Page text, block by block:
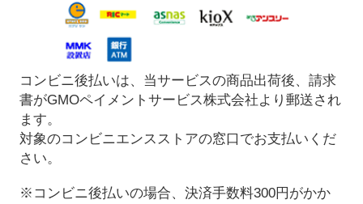
コンビニ後払いは、当サービスの商品出荷後、請求
書がGMOペイメントサービス株式会社より郵送され
ます。
対象のコンビニエンスストアの窓口でお支払いくだ
さい。
※コンビニ後払いの場合、決済手数料300円がかか